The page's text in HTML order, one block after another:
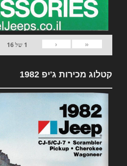
«
‹
1 של16
קטלוג מכירות ג'יפ 1982